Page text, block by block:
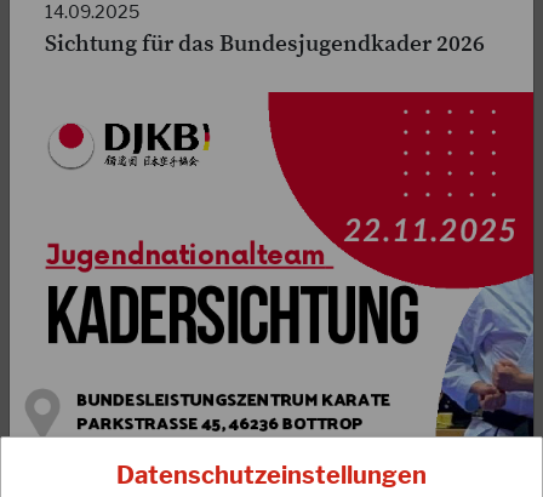
Datenschutzeinstellungen
21.04.2026
Anlässlich des internationalen Spring Camp der Japan
Karate Association vom 16.-19. April 2026 in Tokio konnten
drei Funktionsträger unseres Verbandes…
14.09.2025
Sichtung für das Bundesjugendkader 2026